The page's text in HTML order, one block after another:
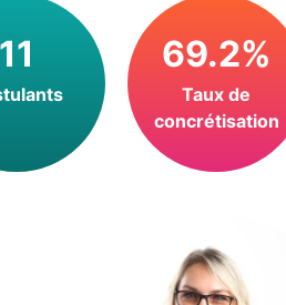
11 69.2%
Taux de
concrétisation